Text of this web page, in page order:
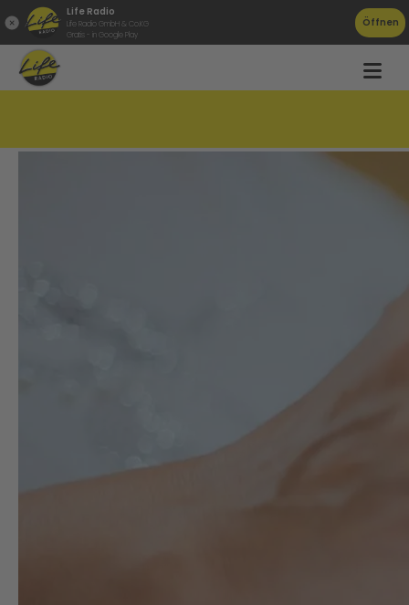
Life Radio
Life Radio GmbH & Co.KG
Gratis - in Google Play
Öffnen